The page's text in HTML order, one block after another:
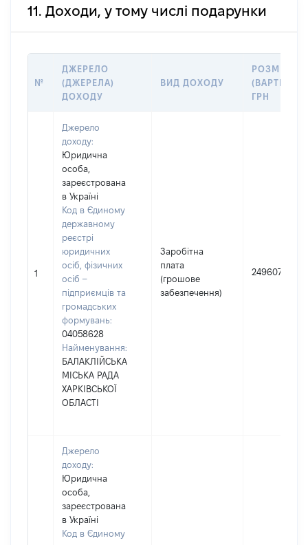
11. Доходи, у тому числі подарунки
№
ДЖЕРЕЛО
(ДЖЕРЕЛА)
ДОХОДУ
ВИД ДОХОДУ
РОЗМІР
(ВАРТІСТЬ),
ГРН
1
Джерело
доходу:
Юридична
особа,
зареєстрована
в Україні
Код в Єдиному
державному
реєстрі
юридичних
осіб, фізичних
осіб –
підприємців та
громадських
формувань:
04058628
Найменування:
БАЛАКЛІЙСЬКА
МІСЬКА РАДА
ХАРКІВСЬКОЇ
ОБЛАСТІ
Заробітна
плата
(грошове
забезпечення)
249607
Джерело
доходу:
Юридична
особа,
зареєстрована
в Україні
Код в Єдиному